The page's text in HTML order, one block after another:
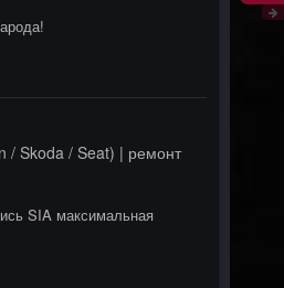
/ Skoda / Seat) | ремонт
SIA максимальная